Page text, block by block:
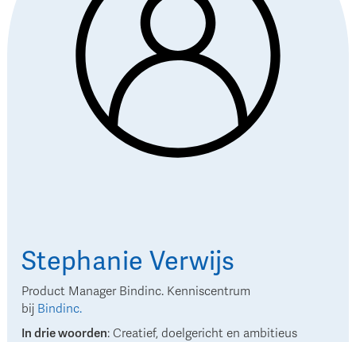
Stephanie Verwijs
Product Manager Bindinc. Kenniscentrum
bij Bindinc.
In drie woorden: Creatief, doelgericht en ambitieus